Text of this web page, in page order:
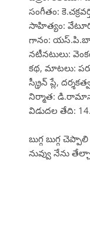
సంగీతం:
సాహిత్యం:
గానం:
నటీనటులు:
కథ, మాటలు:
స్క్రీన్ ప్లే,
నిర్మాత:
విడుదల తేది:
బుగ్గ బుగ్గ
నువ్వు నేను